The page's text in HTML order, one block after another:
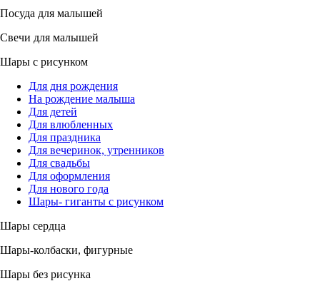
Посуда для малышей
Свечи для малышей
Шары с рисунком
Для дня рождения
На рождение малыша
Для детей
Для влюбленных
Для праздника
Для вечеринок, утренников
Для свадьбы
Для оформления
Для нового года
Шары- гиганты с рисунком
Шары сердца
Шары-колбаски, фигурные
Шары без рисунка